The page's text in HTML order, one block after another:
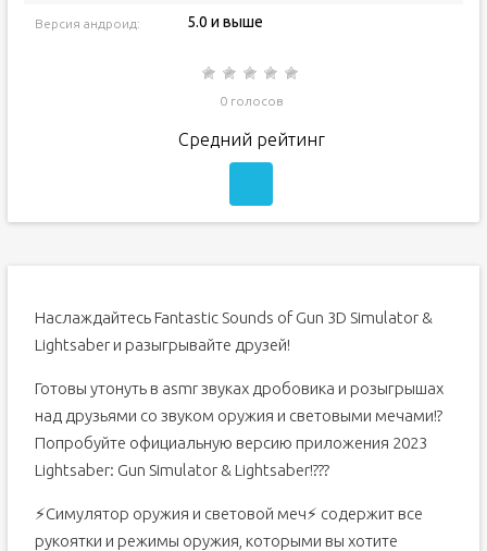
Версия андроид: 5.0 и выше
0 голосов
Средний рейтинг
Наслаждайтесь Fantastic Sounds of Gun 3D Simulator &
Lightsaber и разыгрывайте друзей!
Готовы утонуть в asmr звуках дробовика и розыгрышах
над друзьями со звуком оружия и световыми мечами!?
Попробуйте официальную версию приложения 2023
Lightsaber: Gun Simulator & Lightsaber!???
⚡Симулятор оружия и световой меч⚡ содержит все
рукоятки и режимы оружия, которыми вы хотите